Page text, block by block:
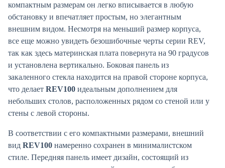
компактным размерам он легко вписывается в любую
обстановку и впечатляет простым, но элегантным
внешним видом. Несмотря на меньший размер корпуса,
все еще можно увидеть безошибочные черты серии REV,
так как здесь материнская плата повернута на 90 градусов
и установлена вертикально. Боковая панель из
закаленного стекла находится на правой стороне корпуса,
что делает REV100 идеальным дополнением для
небольших столов, расположенных рядом со стеной или у
стены с левой стороны.
В соответствии с его компактными размерами, внешний
вид REV100 намеренно сохранен в минималистском
стиле. Передняя панель имеет дизайн, состоящий из